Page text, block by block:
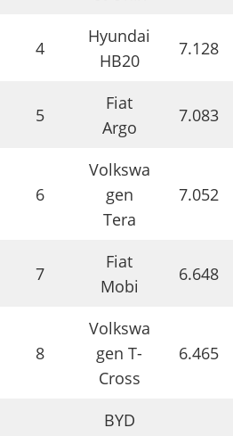
4
Hyundai
HB20
7.128
5
Fiat
Argo
7.083
6
Volkswa
gen
Tera
7.052
7
Fiat
Mobi
6.648
8
Volkswa
gen T-
Cross
6.465
BYD